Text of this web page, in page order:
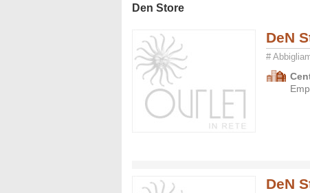
Den Store
DeN
#
DeN